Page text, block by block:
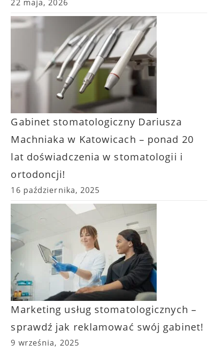
22 maja, 2026
Gabinet stomatologiczny Dariusza
Machniaka w Katowicach – ponad 20
lat doświadczenia w stomatologii i
ortodoncji!
16 października, 2025
Marketing usług stomatologicznych –
sprawdź jak reklamować swój gabinet!
9 września, 2025